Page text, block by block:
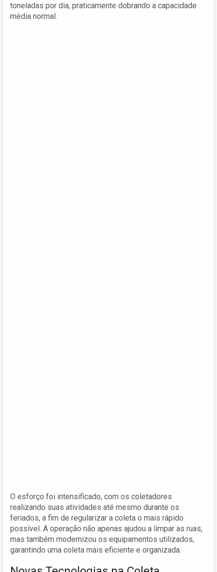
toneladas por dia, praticamente dobrando a capacidade
média normal.
O esforço foi intensificado, com os coletadores
realizando suas atividades até mesmo durante os
feriados, a fim de regularizar a coleta o mais rápido
possível. A operação não apenas ajudou a limpar as ruas,
mas também modernizou os equipamentos utilizados,
garantindo uma coleta mais eficiente e organizada.